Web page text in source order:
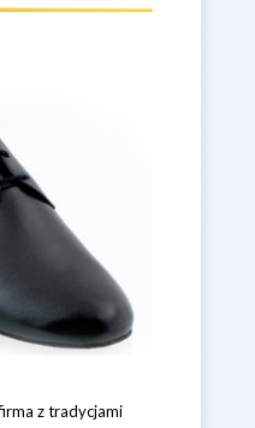
z tradycjami